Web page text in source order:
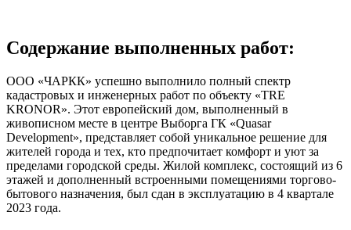
Содержание выполненных работ:
ООО «ЧАРКК» успешно выполнило полный спектр
кадастровых и инженерных работ по объекту «TRE
KRONOR». Этот европейский дом, выполненный в
живописном месте в центре Выборга ГК «Quasar
Development», представляет собой уникальное решение для
жителей города и тех, кто предпочитает комфорт и уют за
пределами городской среды. Жилой комплекс, состоящий из 6
этажей и дополненный встроенными помещениями торгово-
бытового назначения, был сдан в эксплуатацию в 4 квартале
2023 года.